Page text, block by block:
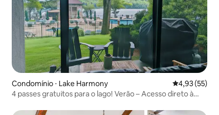
Condomínio ⋅ Lake Harmony 4,93 de uma
4,93 (55)
4 passes gratuitos para o lago! Verão – Acesso direto à